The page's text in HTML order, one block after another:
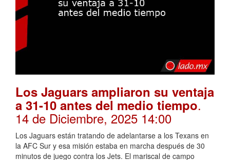
Los Jaguars ampliaron su ventaja
a 31-10 antes del medio tiempo.
14 de Diciembre, 2025 14:00
Los Jaguars están tratando de adelantarse a los Texans en
la AFC Sur y esa misión estaba en marcha después de 30
minutos de juego contra los Jets. El mariscal de campo